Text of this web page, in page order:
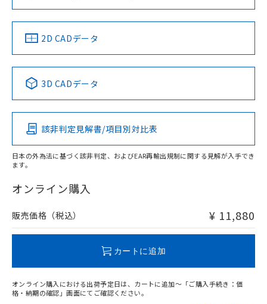
中国 RoHS 注意事項・凡例
Pb Hg Cd Cr(VI)
O
在庫等で未対応品が混在する可能性があります。
問い合わせください。
LR型式承認
（イギリス
船舶規格）
DNV型式承認
（ノルウェー
BV型式承認
（フランス
KR型式
（韓国
No No No No
この製品の規格認証/適合状況ページへ
その他の認証はこちらのページからご検索ください
2D CADデータ
3D CADデータ
該非判定見解書/項目別対比表
日本の外為法に基づく該非判定、およびEAR再輸出規制に関する見解が入手でき
ます。
オンライン購入
販売価格（税込） ¥ 11,880
カートに追加
オンライン購入における出荷予定日は、カートに追加～「ご購入手続き：価
格・納期の確認」画面にてご確認ください。